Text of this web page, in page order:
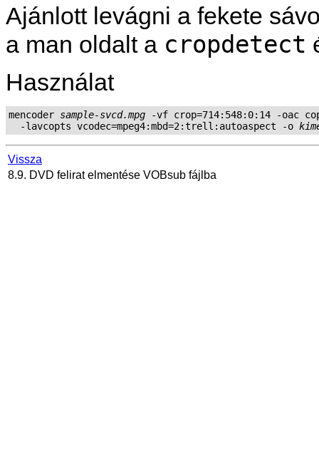
Ajánlott levágni a fekete
a man oldalt a cropdetect
Használat
mencoder sample-svcd.mpg -vf crop=714:548:0:14 -oac
  -lavcopts vcodec=mpeg4:mbd=2:trell:autoaspect -o
Vissza
8.9. DVD felirat elmentése VOBsub fájlba